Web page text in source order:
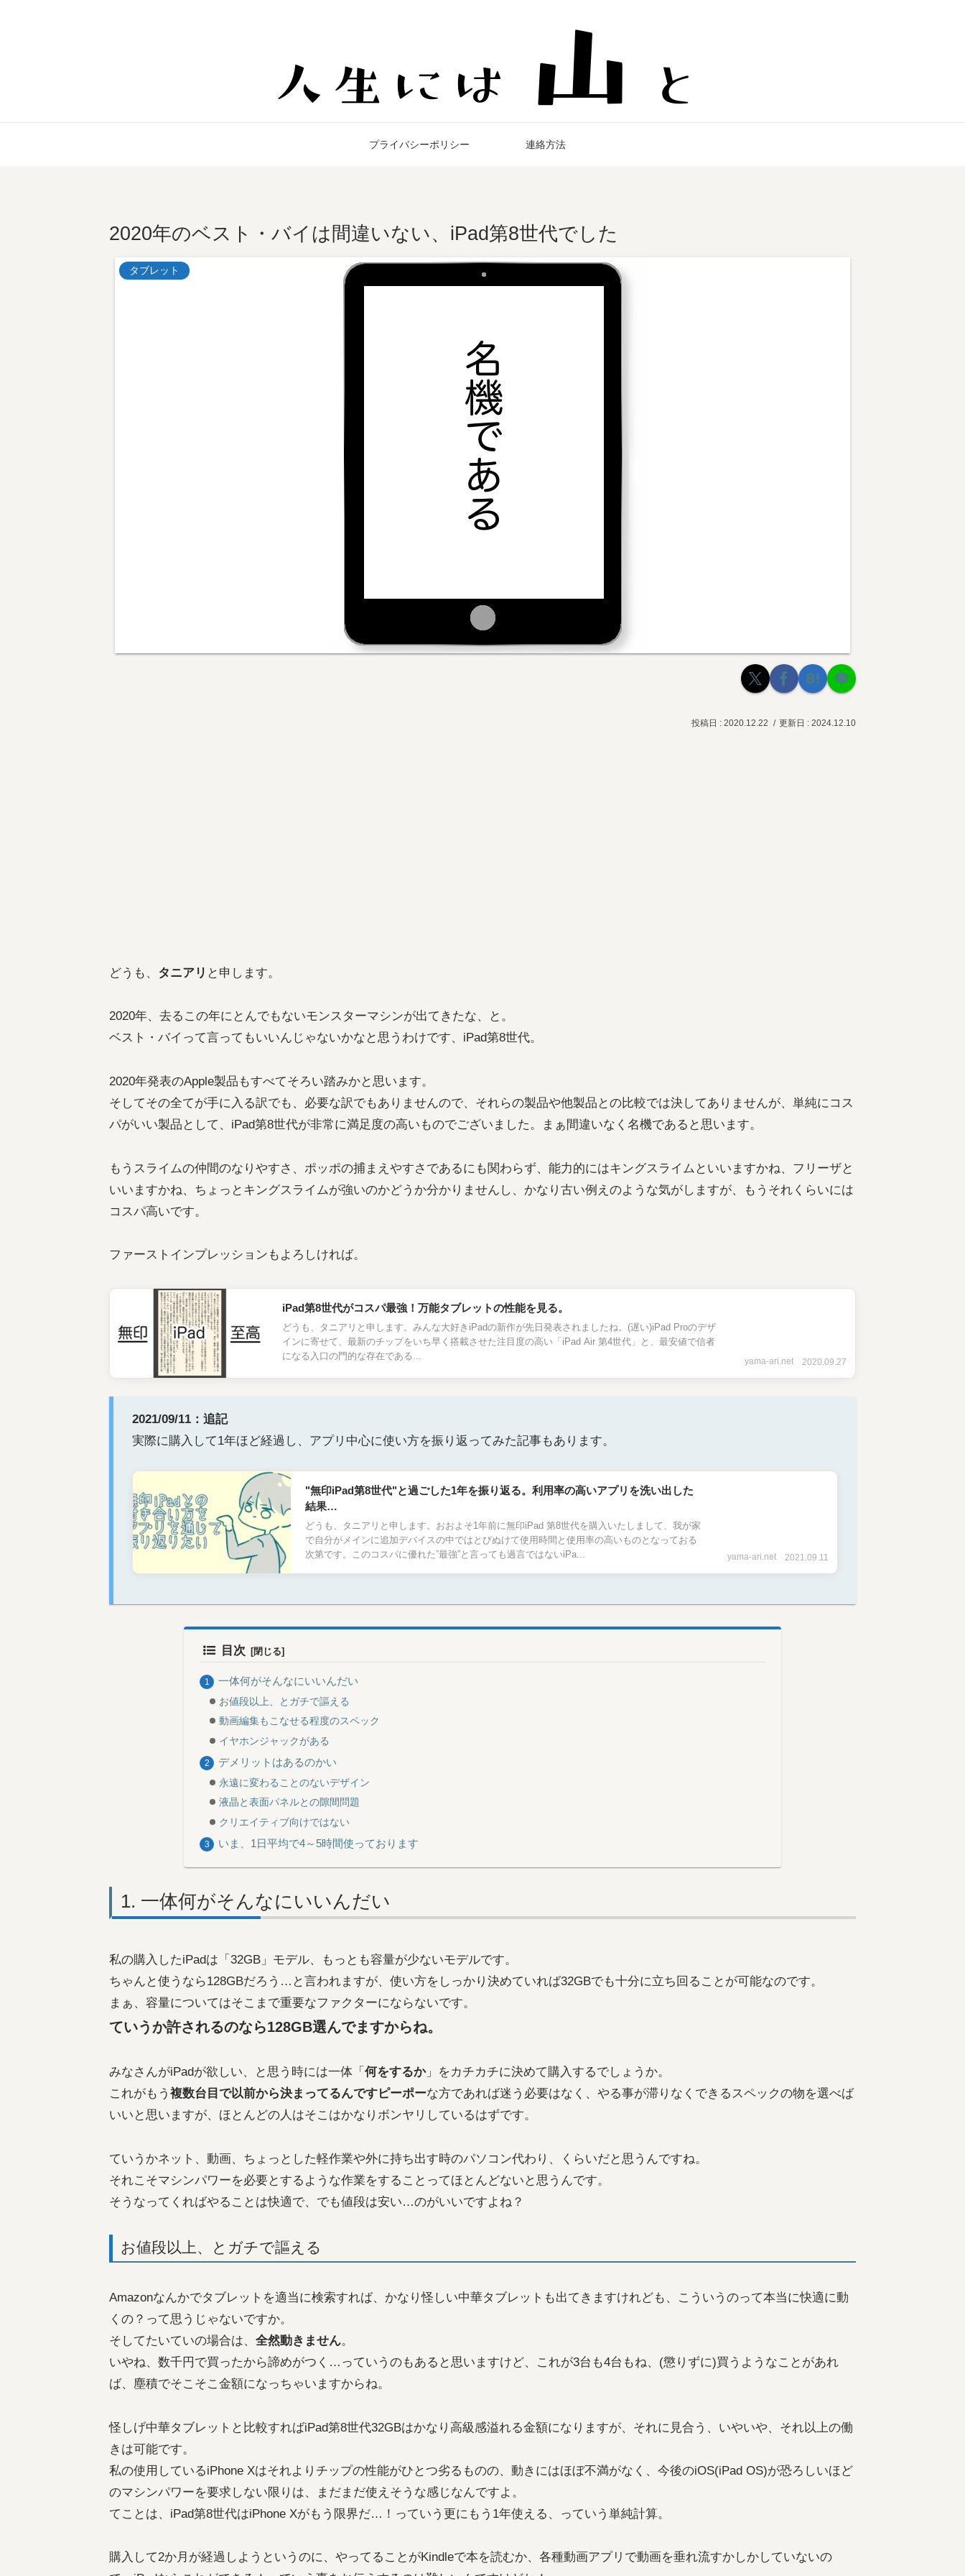
プライバシーポリシー 連絡方法
2020年のベスト・バイは間違いない、iPad第8世代でした
タブレット
2020.12.22 2024.12.10
どうも、 タニアリ と申します。
2020年、去るこの年にとんでもないモンスターマシンが出てきたな、と。
ベスト・バイって言ってもいいんじゃないかなと思うわけです、iPad第8世代。
2020年発表のApple製品もすべてそろい踏みかと思います。
そしてその全てが手に入る訳でも、必要な訳でもありませんので、それらの製品や他製品との比較では決してありませんが、単純にコス
パがいい製品として、iPad第8世代が非常に満足度の高いものでございました。まぁ間違いなく名機であると思います。
もうスライムの仲間のなりやすさ、ポッポの捕まえやすさであるにも関わらず、能力的にはキングスライムといいますかね、フリーザと
いいますかね、ちょっとキングスライムが強いのかどうか分かりませんし、かなり古い例えのような気がしますが、もうそれくらいには
コスパ高いです。
ファーストインプレッションもよろしければ。
iPad第8世代がコスパ最強！万能タブレットの性能を見る。
どうも、タニアリと申します。みんな大好きiPadの新作が先日発表されましたね。(遅い)iPad Proのデザ
インに寄せて、最新のチップをいち早く搭載させた注目度の高い「iPad Air 第4世代」と、最安値で信者
になる入口の門的な存在である...
yama-ari.net 2020.09.27
2021/09/11：追記
実際に購入して1年ほど経過し、アプリ中心に使い方を振り返ってみた記事もあります。
"無印iPad第8世代"と過ごした1年を振り返る。利用率の高いアプリを洗い出した
結果…
どうも、タニアリと申します。おおよそ1年前に無印iPad 第8世代を購入いたしまして、我が家
で自分がメインに追加デバイスの中ではとびぬけて使用時間と使用率の高いものとなっておる
次第です。このコスパに優れた”最強”と言っても過言ではないiPa...
yama-ari.net 2021.09.11
目次
一体何がそんなにいいんだい
お値段以上、とガチで謳える
動画編集もこなせる程度のスペック
イヤホンジャックがある
デメリットはあるのかい
永遠に変わることのないデザイン
液晶と表面パネルとの隙間問題
クリエイティブ向けではない
いま、1日平均で4～5時間使っております
一体何がそんなにいいんだい
私の購入したiPadは「32GB」モデル、もっとも容量が少ないモデルです。
ちゃんと使うなら128GBだろう…と言われますが、使い方をしっかり決めていれば32GBでも十分に立ち回ることが可能なのです。
まぁ、容量についてはそこまで重要なファクターにならないです。
ていうか許されるのなら128GB選んでますからね。
みなさんがiPadが欲しい、と思う時には一体「 何をするか」をカチカチに決めて購入するでしょうか。
これがもう 複数台目で以前から決まってるんですピーポーな方であれば迷う必要はなく、やる事が滞りなくできるスペックの物を選べば
いいと思いますが、ほとんどの人はそこはかなりボンヤリしているはずです。
ていうかネット、動画、ちょっとした軽作業や外に持ち出す時のパソコン代わり、くらいだと思うんですね。
それこそマシンパワーを必要とするような作業をすることってほとんどないと思うんです。
そうなってくればやることは快適で、でも値段は安い…のがいいですよね？
お値段以上、とガチで謳える
Amazonなんかでタブレットを適当に検索すれば、かなり怪しい中華タブレットも出てきますけれども、こういうのって本当に快適に動
くの？って思うじゃないですか。
そしてたいていの場合は、 全然動きません。
いやね、数千円で買ったから諦めがつく…っていうのもあると思いますけど、これが3台も4台もね、(懲りずに)買うようなことがあれ
ば、塵積でそこそこ金額になっちゃいますからね。
怪しげ中華タブレットと比較すればiPad第8世代32GBはかなり高級感溢れる金額になりますが、それに見合う、いやいや、それ以上の働
きは可能です。
私の使用しているiPhone Xはそれよりチップの性能がひとつ劣るものの、動きにはほぼ不満がなく、今後のiOS(iPad OS)が恐ろしいほど
のマシンパワーを要求しない限りは、まだまだ使えそうな感じなんですよ。
てことは、iPad第8世代はiPhone Xがもう限界だ…！っていう更にもう1年使える、っていう単純計算。
購入して2か月が経過しようというのに、やってることがKindleで本を読むか、各種動画アプリで動画を垂れ流すかしかしていないの